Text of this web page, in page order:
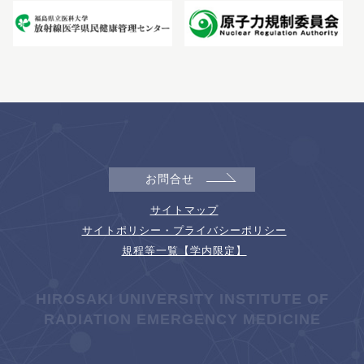
お問合せ
サイトマップ
サイトポリシー・プライバシーポリシー
規程等一覧【学内限定】
HIROSAKI UNIVERSITY INSTITUTE OF
RADIATION EMERGENCY MEDICINE